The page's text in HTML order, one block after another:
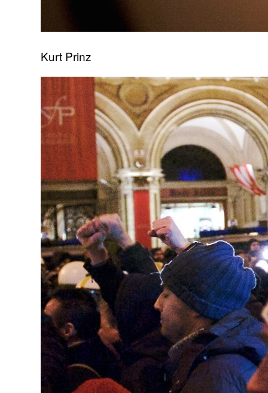
Kurt Prinz